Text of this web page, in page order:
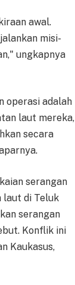
awal.
misi-
ungkapnya
operasi adalah
laut mereka,
secara
serangan
laut di Teluk
serangan
Konflik ini
Kaukasus,